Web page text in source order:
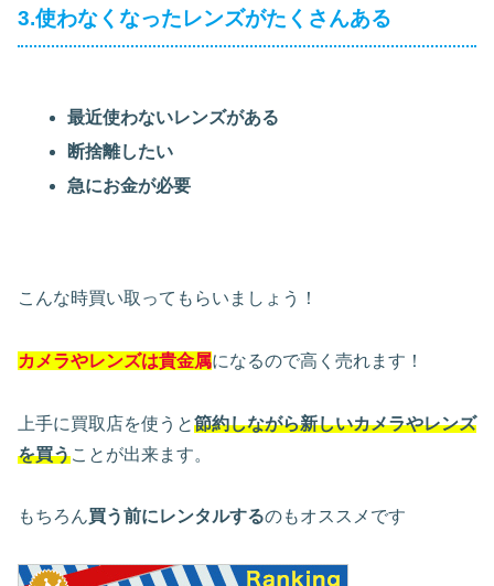
3.使わなくなったレンズがたくさんある
最近使わないレンズがある
断捨離したい
急にお金が必要
こんな時買い取ってもらいましょう！
カメラやレンズは貴金属になるので高く売れます！
上手に買取店を使うと節約しながら新しいカメラやレンズ
を買うことが出来ます。
もちろん買う前にレンタルするのもオススメです